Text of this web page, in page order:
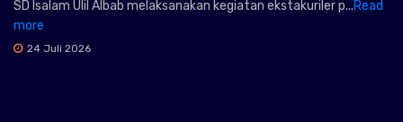
SD Isalam Ulil Albab melaksanakan kegiatan ekstakuriler p...Read
more
24 Juli 2026